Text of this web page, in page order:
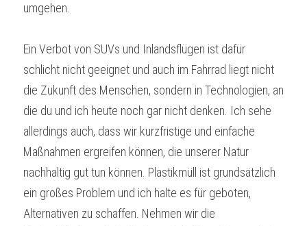
umgehen.
Ein Verbot von SUVs und Inlandsflügen ist dafür
schlicht nicht geeignet und auch im Fahrrad liegt nicht
die Zukunft des Menschen, sondern in Technologien, an
die du und ich heute noch gar nicht denken. Ich sehe
allerdings auch, dass wir kurzfristige und einfache
Maßnahmen ergreifen können, die unserer Natur
nachhaltig gut tun können. Plastikmüll ist grundsätzlich
ein großes Problem und ich halte es für geboten,
Alternativen zu schaffen. Nehmen wir die